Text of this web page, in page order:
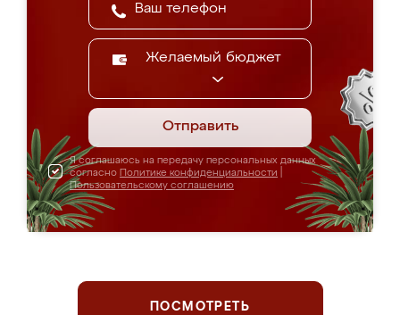
Желаемый бюджет
Отправить
Я соглашаюсь на передачу персональных данных
согласно Политике конфиденциальности
Пользовательскому соглашению
ПОСМОТРЕТЬ